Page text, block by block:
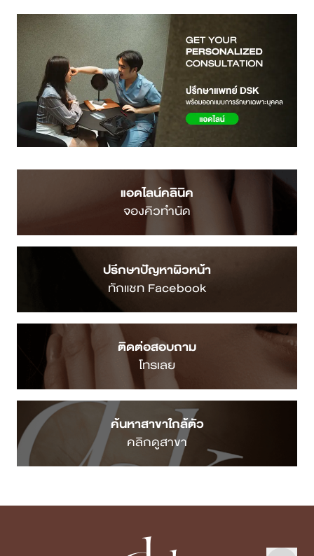
แอดไลน์คลินิค
จองคิวทำนัด
ปรึกษาปัญหาผิวหน้า
ทักแชท Facebook
ติดต่อสอบถาม
โทรเลย
ค้นหาสาขาใกล้ตัว
คลิกดูสาขา